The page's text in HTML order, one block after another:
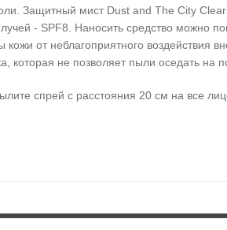
Защитный мист Dust and The City
- SPF8. Наносить средство можно
кожи от неблагоприятного воздействия
которая не позволяет пыли оседать на
спрей с расстояния 20 см на все